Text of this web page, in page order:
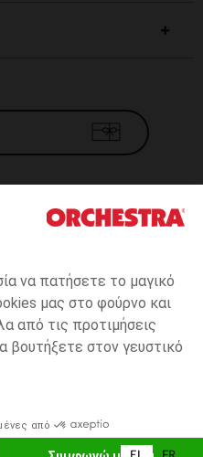
να πατήσετε το μαγικό
μας στο φούρνο και
από τις προτιμήσεις
βουτήξετε στον γευστικό
από
34
με
Πώλησης
cookies
συμμορφούμενη
δεοντολογίας και στο σύστημα
Ηλεκτρονικού Εμπορίου.